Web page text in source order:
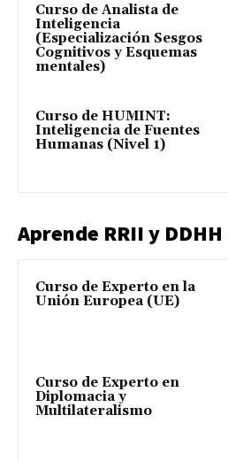
Curso de Analista de
Inteligencia
(Especialización Sesgos
Cognitivos y Esquemas
mentales)
Curso de HUMINT:
Inteligencia de Fuentes
Humanas (Nivel 1)
Aprende RRII y DDHH
Curso de Experto en la
Unión Europea (UE)
Curso de Experto en
Diplomacia y
Multilateralismo